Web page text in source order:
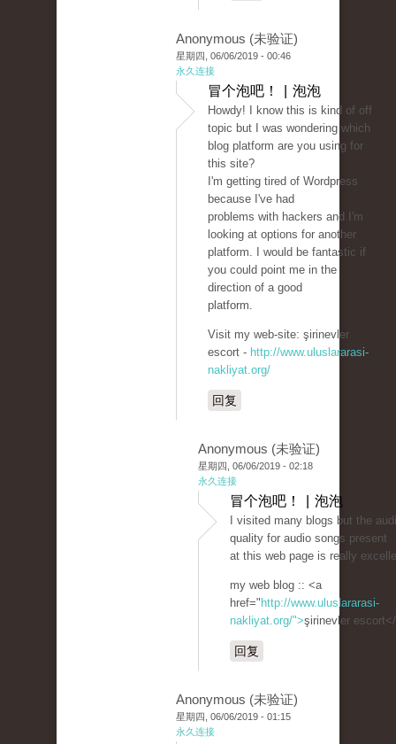
Anonymous (未验证)
星期四, 06/06/2019 - 00:46
永久连接
冒个泡吧！ | 泡泡
Howdy! I know this is kind of off
topic but I was wondering which
blog platform are you using for
this site?
I'm getting tired of Wordpress
because I've had
problems with hackers and I'm
looking at options for another
platform. I would be fantastic if
you could point me in the
direction of a good
platform.
Visit my web-site: şirinevler
escort - http://www.uluslararasi-
nakliyat.org/
回复
Anonymous (未验证)
星期四, 06/06/2019 - 02:18
永久连接
冒个泡吧！ | 泡泡
I visited many blogs but the
quality for audio songs present
at this web page is really
my web blog :: <a
href=" http://www.uluslararasi-
nakliyat.org/">şirinevler
回复
Anonymous (未验证)
星期四, 06/06/2019 - 01:15
永久连接